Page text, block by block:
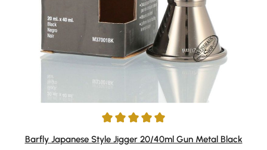
Durchschnittliche Bewertung von 5 von 5 Sternen
Barfly Japanese Style Jigger 20/40ml Gun Metal Black